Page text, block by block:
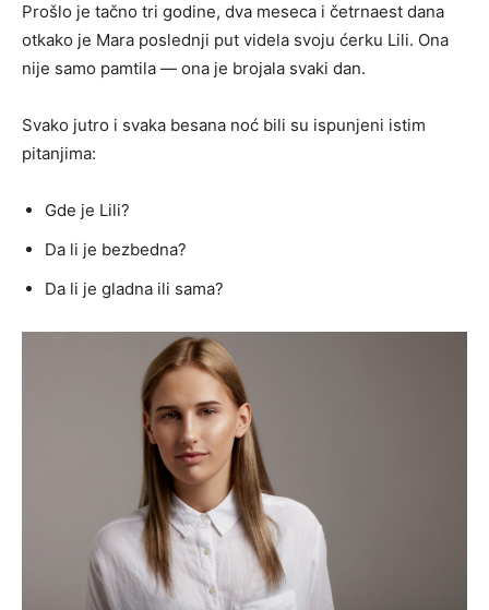
Prošlo je tačno tri godine, dva meseca i četrnaest dana
otkako je Mara poslednji put videla svoju ćerku Lili. Ona
nije samo pamtila — ona je brojala svaki dan.
Svako jutro i svaka besana noć bili su ispunjeni istim
pitanjima:
Gde je Lili?
Da li je bezbedna?
Da li je gladna ili sama?